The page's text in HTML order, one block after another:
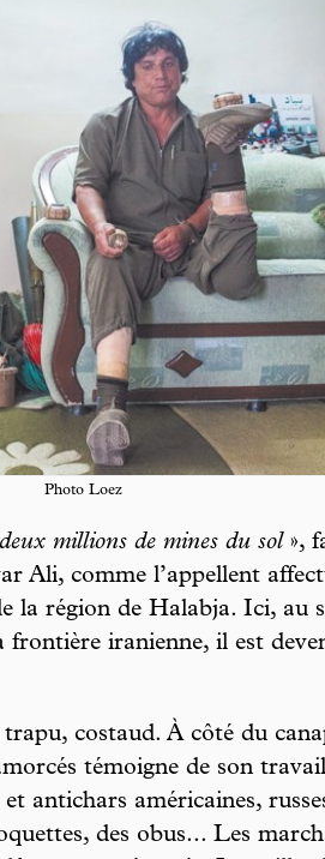
Photo Loez
millions de mines du sol »,
Ali, comme l’appellent
la région de Halabja. Ici, au
iranienne, il est
costaud. À côté du
témoigne de son
antichars américaines,
des obus... Les